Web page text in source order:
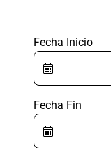
Fecha Inicio
Fecha Fin